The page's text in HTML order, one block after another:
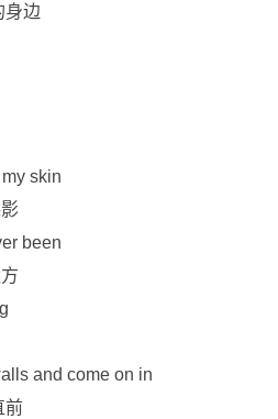
身边
skin
been
and come on in
前